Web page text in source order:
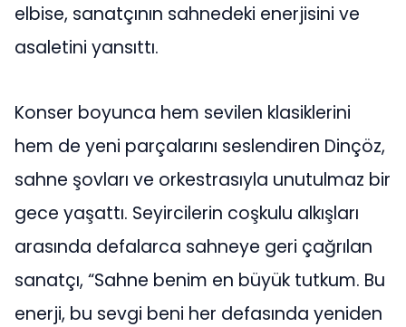
elbise, sanatçının sahnedeki enerjisini ve
asaletini yansıttı.
Konser boyunca hem sevilen klasiklerini
hem de yeni parçalarını seslendiren Dinçöz,
sahne şovları ve orkestrasıyla unutulmaz bir
gece yaşattı. Seyircilerin coşkulu alkışları
arasında defalarca sahneye geri çağrılan
sanatçı, “Sahne benim en büyük tutkum. Bu
enerji, bu sevgi beni her defasında yeniden